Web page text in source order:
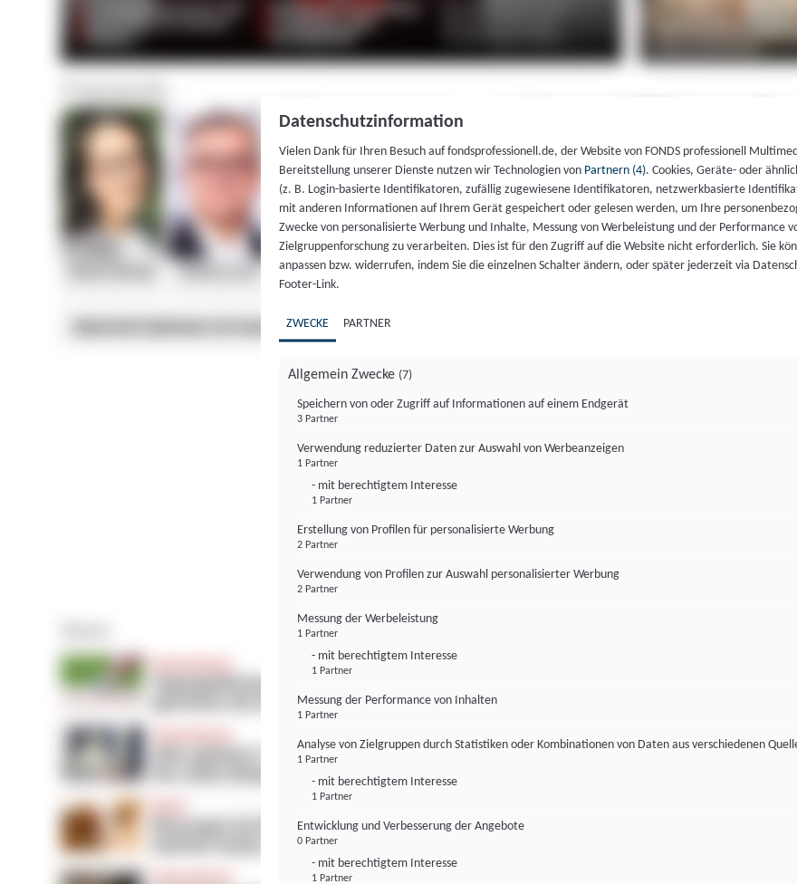
Datenschutzinformation
Vielen Dank für Ihren Besuch auf fondsprofessionell.de, der Website von FONDS professionell
Bereitstellung unserer Dienste nutzen wir Technologien von Partnern (4). Cookies, Geräte- oder
(z. B. Login-basierte Identifikatoren, zufällig zugewiesene Identifikatoren, netzwerkbasierte
mit anderen Informationen auf Ihrem Gerät gespeichert oder gelesen werden, um Ihre
Zwecke von personalisierte Werbung und Inhalte, Messung von Werbeleistung und der Performance
Zielgruppenforschung zu verarbeiten. Dies ist für den Zugriff auf die Website nicht erforderlich. Sie
anpassen bzw. widerrufen, indem Sie die einzelnen Schalter ändern, oder später jederzeit via
Footer-Link.
ZWECKE PARTNER
Allgemein Zwecke (7)
Speichern von oder Zugriff auf Informationen auf einem Endgerät
3 Partner
Verwendung reduzierter Daten zur Auswahl von Werbeanzeigen
1 Partner
- mit berechtigtem Interesse
1 Partner
Erstellung von Profilen für personalisierte Werbung
2 Partner
Verwendung von Profilen zur Auswahl personalisierter Werbung
2 Partner
Messung der Werbeleistung
1 Partner
- mit berechtigtem Interesse
1 Partner
Messung der Performance von Inhalten
1 Partner
Analyse von Zielgruppen durch Statistiken oder Kombinationen von Daten aus verschiedenen
1 Partner
- mit berechtigtem Interesse
1 Partner
Entwicklung und Verbesserung der Angebote
0 Partner
- mit berechtigtem Interesse
1 Partner